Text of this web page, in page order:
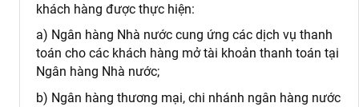
khách hàng được thực hiện:
a) Ngân hàng Nhà nước cung ứng các dịch vụ thanh
toán cho các khách hàng mở tài khoản thanh toán tại
Ngân hàng Nhà nước;
b) Ngân hàng thương mại, chi nhánh ngân hàng nước